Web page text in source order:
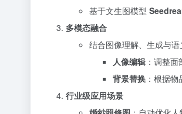
基于文生图模型
多模态融合
结合图像理解、生成与
人像编辑 ：调整
背景替换 ：根据
行业级应用场景